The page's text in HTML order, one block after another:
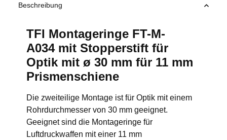
Beschreibung
TFI Montageringe FT-M-
A034 mit Stopperstift für
Optik mit ø 30 mm für 11 mm
Prismenschiene
Die zweiteilige Montage ist für Optik mit einem
Rohrdurchmesser von 30 mm geeignet.
Geeignet sind die Montageringe für
Luftdruckwaffen mit einer 11 mm